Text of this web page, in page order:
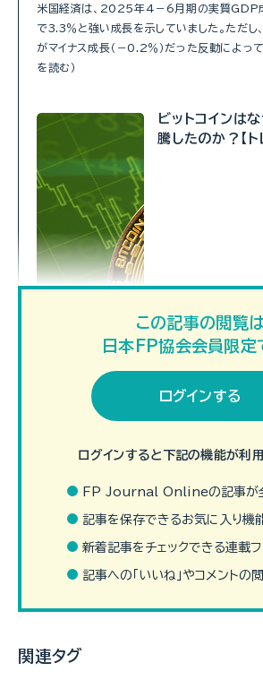
米国経済は、2025年4－6月期の実質GDP
で3.3％と強い成長を示していました。ただ
がマイナス成長（－0.2％）だった反動によっ
を読む）
ビットコインは
騰したのか？【
ビットコインと言えば、暗号資産の代表的な種
る場合と、ドルで表示する場合の２つがありま
がドルですから、円でのビットコイン投資は、
この記事の閲覧
日本FP協会会員限定
ログインする
ログインすると下記の機能が利
FP Journal Onlineの記事が
記事を保存できるお気に入り機
新着記事をチェックできる連載
記事への「いいね」やコメントの
関連タグ